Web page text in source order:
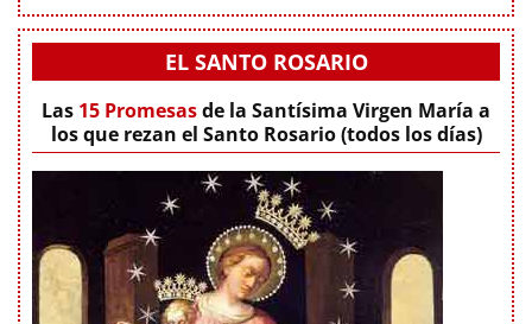
EL SANTO ROSARIO
Las 15 Promesasde la Santísima Virgen María a
los que rezan el Santo Rosario (todos los días)